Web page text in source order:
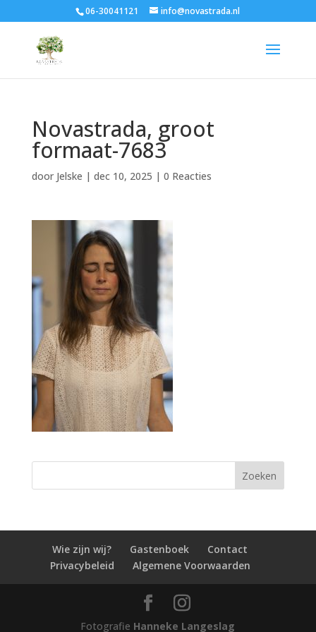
06-30041121 info@novastrada.nl
Novastrada, groot
formaat-7683
door Jelske | dec 10, 2025 | 0 Reacties
Wie zijn wij? Gastenboek
Contact
Privacybeleid
Algemene Voorwaarden
Fotografie Hanneke Langeslag